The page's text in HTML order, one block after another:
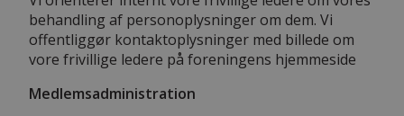
behandling af personoplysninger om dem. Vi
offentliggør kontaktoplysninger med billede om
vore frivillige ledere på foreningens hjemmeside
Medlemsadministration